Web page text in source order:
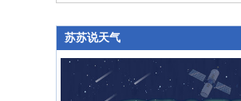
苏苏说天气